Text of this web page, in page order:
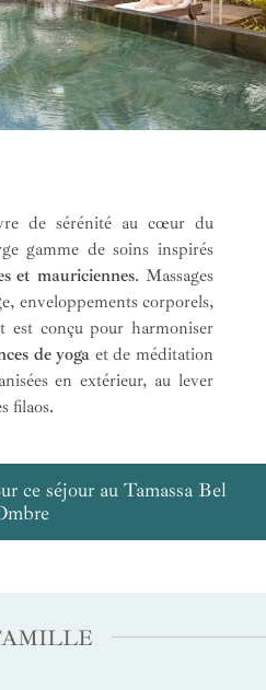
de sérénité au cœur du
gamme de soins inspirés
et mauriciennes. Massages
enveloppements corporels,
est conçu pour harmoniser
de yoga et de méditation
en extérieur, au lever
filaos.
ce séjour au Tamassa Bel